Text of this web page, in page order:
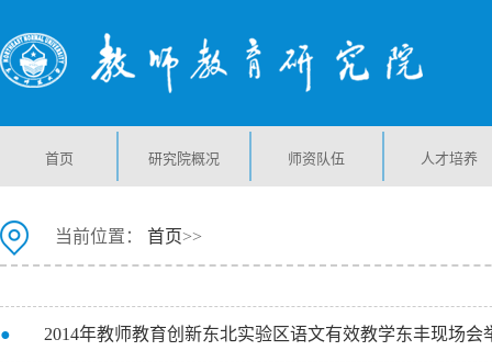
首页 研究院概况 师资队伍 人才培养
当前位置： 首页>>
● 2014年教师教育创新东北实验区语文有效教学东丰现场会